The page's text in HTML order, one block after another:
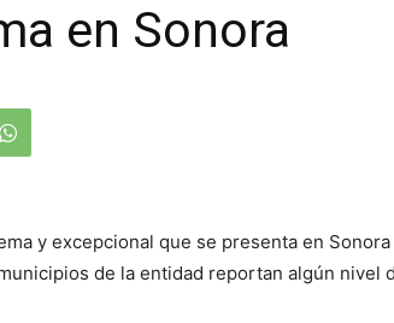
en Sonora
y excepcional que se presenta en
de la entidad reportan algún nivel